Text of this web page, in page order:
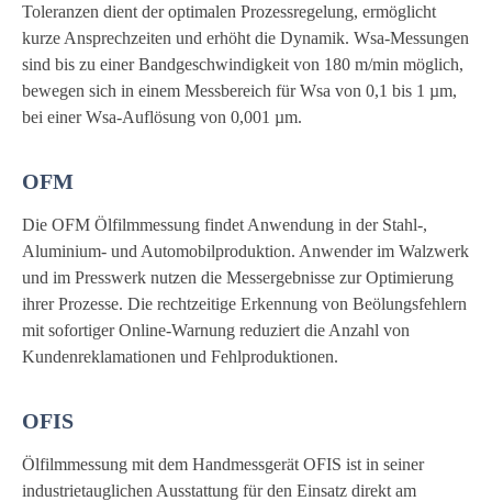
Toleranzen dient der optimalen Prozessregelung, ermöglicht
kurze Ansprechzeiten und erhöht die Dynamik. Wsa-Messungen
sind bis zu einer Bandgeschwindigkeit von 180 m/min möglich,
bewegen sich in einem Messbereich für Wsa von 0,1 bis 1 µm,
bei einer Wsa-Auflösung von 0,001 µm.
OFM
Die OFM Ölfilmmessung findet Anwendung in der Stahl-,
Aluminium- und Automobilproduktion. Anwender im Walzwerk
und im Presswerk nutzen die Messergebnisse zur Optimierung
ihrer Prozesse. Die rechtzeitige Erkennung von Beölungsfehlern
mit sofortiger Online-Warnung reduziert die Anzahl von
Kundenreklamationen und Fehlproduktionen.
OFIS
Ölfilmmessung mit dem Handmessgerät OFIS ist in seiner
industrietauglichen Ausstattung für den Einsatz direkt am